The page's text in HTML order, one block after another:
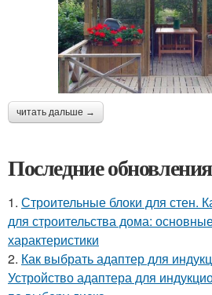
читать дальше →
Последние
1. Строительные блоки для стен.
для строительства дома:
характеристики
2. Как выбрать адаптер для
Устройство адаптера для